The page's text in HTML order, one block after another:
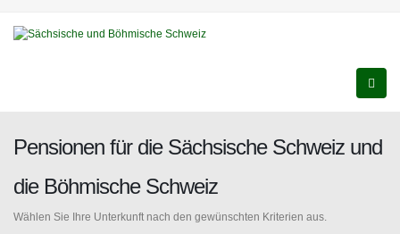
Pensionen für die Sächsische Schweiz und
die Böhmische Schweiz
Wählen Sie Ihre Unterkunft nach den gewünschten Kriterien aus.